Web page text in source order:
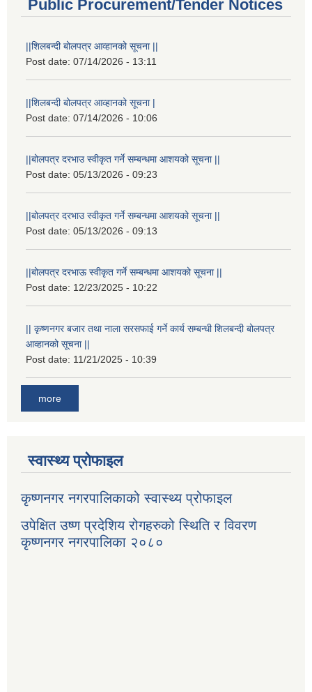
Public Procurement/Tender Notices
||शिलबन्दी बोलपत्र आव्हानको सूचना ||
Post date: 07/14/2026 - 13:11
||शिलबन्दी बोलपत्र आव्हानको सूचना |
Post date: 07/14/2026 - 10:06
||बोलपत्र दरभाउ स्वीकृत गर्ने सम्बन्धमा आशयको सूचना ||
Post date: 05/13/2026 - 09:23
||बोलपत्र दरभाउ स्वीकृत गर्ने सम्बन्धमा आशयको सूचना ||
Post date: 05/13/2026 - 09:13
||बोलपत्र दरभाऊ स्वीकृत गर्ने सम्बन्धमा आशयको सूचना ||
Post date: 12/23/2025 - 10:22
|| कृष्णनगर बजार तथा नाला सरसफाई गर्ने कार्य सम्बन्धी शिलबन्दी बोलपत्र
आव्हानको सूचना ||
Post date: 11/21/2025 - 10:39
more
स्वास्थ्य प्रोफाइल
कृष्णनगर नगरपालिकाको स्वास्थ्य प्रोफाइल
उपेक्षित उष्ण प्रदेशिय रोगहरुको स्थिति र विवरण
कृष्णनगर नगरपालिका २०८०